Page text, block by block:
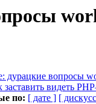
дурацкие вопросы
заставить видеть
по: [ дате ] [